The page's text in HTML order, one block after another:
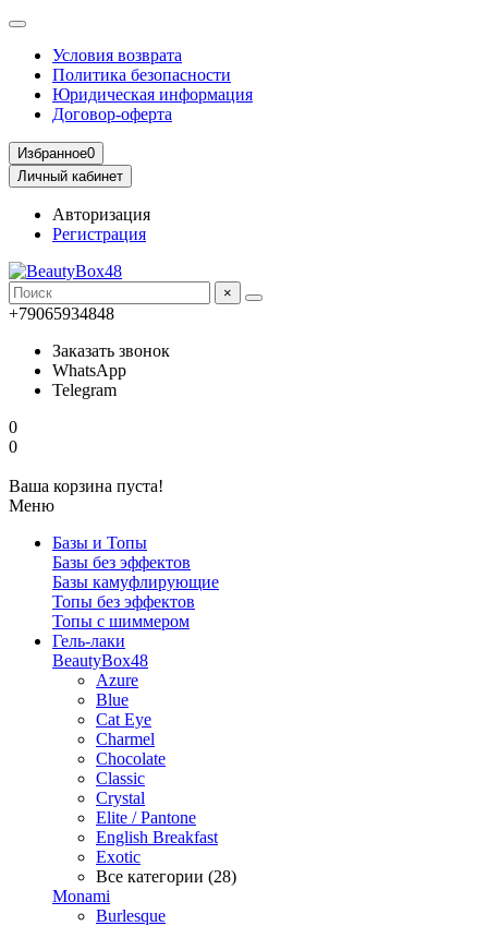
Условия возврата
Политика безопасности
Юридическая информация
Договор-оферта
Избранное0
Личный кабинет
Авторизация
Регистрация
×
+79065934848
Заказать звонок
WhatsApp
Telegram
0
0
Ваша корзина пуста!
Меню
Базы и Топы
Базы без эффектов
Базы камуфлирующие
Топы без эффектов
Топы с шиммером
Гель-лаки
BeautyBox48
Azure
Blue
Cat Eye
Charmel
Chocolate
Classic
Crystal
Elite / Pantone
English Breakfast
Exotic
Все категории (28)
Monami
Burlesque